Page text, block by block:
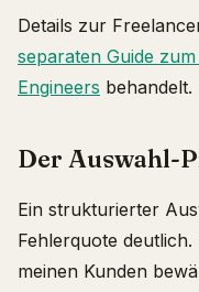
Details zur
separaten Guide
Engineers behandelt.
Der Auswahl-
Ein strukturierter
Fehlerquote
meinen Kunden